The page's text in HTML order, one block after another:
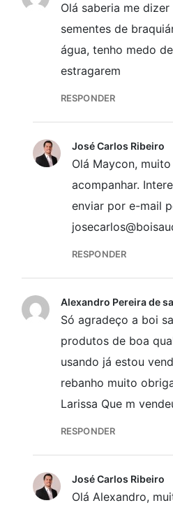
Olá saberia me
sementes de
água, tenho medo
estragarem
RESPONDER
José Carlos Ribeiro
Olá Maycon,
acompanhar.
enviar por e-mail
RESPONDER
Alexandro Pereira de
Só agradeço a boi
produtos de boa
usando já estou
rebanho muito
Larissa Que m
RESPONDER
José Carlos Ribeiro
Olá Alexandro,